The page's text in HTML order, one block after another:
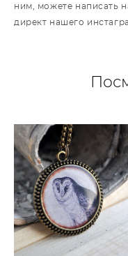
ним, можете написать
директ нашего